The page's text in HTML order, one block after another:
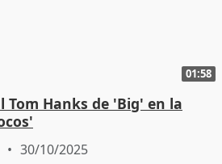
01:58
Tom Hanks de 'Big' en la
30/10/2025